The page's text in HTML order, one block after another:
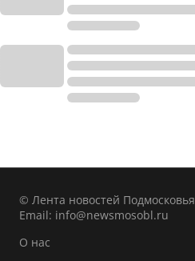
© Лента новостей Подмосковья
Email: info@newsmosobl.ru
О нас